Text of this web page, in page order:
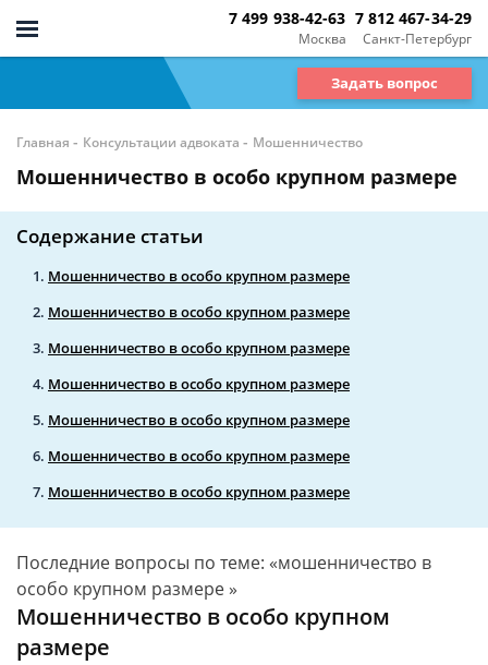
Москва
7 499 938-42-63
Санкт-Петербург
7 812 467-34-29
Задать вопрос
Главная - Консультации адвоката - Мошенничество
Мошенничество в особо крупном размере
Содержание статьи
Мошенничество в особо крупном размере
Мошенничество в особо крупном размере
Мошенничество в особо крупном размере
Мошенничество в особо крупном размере
Мошенничество в особо крупном размере
Мошенничество в особо крупном размере
Мошенничество в особо крупном размере
Последние вопросы по теме: «мошенничество в
особо крупном размере »
Мошенничество в особо крупном
размере